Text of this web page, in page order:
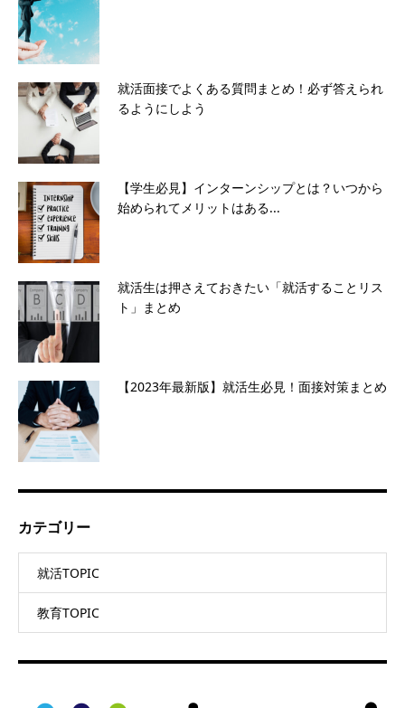
就活面接でよくある質問まとめ！必ず答えられ
るようにしよう
【学生必見】インターンシップとは？いつから
始められてメリットはある...
就活生は押さえておきたい「就活することリス
ト」まとめ
【2023年最新版】就活生必見！面接対策まとめ
カテゴリー
就活TOPIC
教育TOPIC